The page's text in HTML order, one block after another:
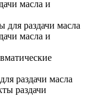
масла и
для раздачи масла
масла и
раздачи масла
раздачи